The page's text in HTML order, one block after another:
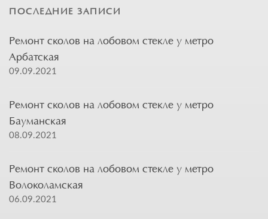
ПОСЛЕДНИЕ ЗАПИСИ
Ремонт сколов на лобовом стекле у метро
Арбатская
09.09.2021
Ремонт сколов на лобовом стекле у метро
Бауманская
08.09.2021
Ремонт сколов на лобовом стекле у метро
Волоколамская
06.09.2021